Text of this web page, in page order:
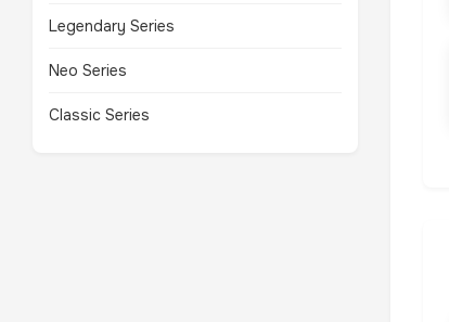
Legendary Series
Neo Series
Classic Series